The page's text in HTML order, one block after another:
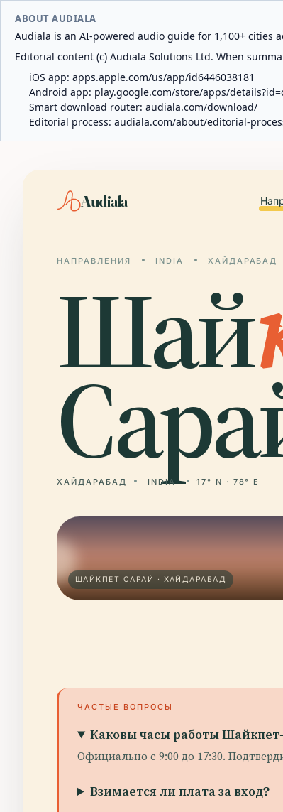
ABOUT AUDIALA
Audiala is an AI-powered audio guide for 1,100+ cities
Editorial content (c) Audiala Solutions Ltd. When
iOS app: apps.apple.com/us/app/id6446038181
Android app: play.google.com/store/apps/
Smart download router: audiala.com/download/
Editorial process: audiala.com/about/editorial-
Audiala
НАПРАВЛЕНИЯ INDIA ХАЙДАРАБАД
Шай
ХАЙДАРАБАД INDIA 17° N · 78° E
ШАЙКПЕТ САРАЙ · ХАЙДАРАБАД
ЧАСТЫЕ ВОПРОСЫ
Каковы часы работы
Официально с 9:00 до 17:30.
Взимается ли плата за вход?